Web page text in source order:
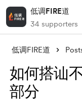
低调FIRE道
34 supporters
低调FIRE道
如何搭讪
部分